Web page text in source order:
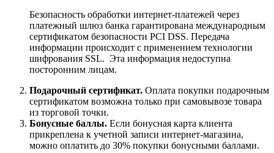
Безопасность обработки интернет-платежей через
платежный шлюз банка гарантирована международным
сертификатом безопасности PCI DSS. Передача
информации происходит с применением технологии
шифрования SSL. Эта информация недоступна
посторонним лицам.
Подарочный сертификат. Оплата покупки подарочным
сертификатом возможна только при самовывозе товара
из торговой точки.
Бонусные баллы. Если бонусная карта клиента
прикреплена к учетной записи интернет-магазина,
можно оплатить до 30% покупки бонусными баллами.